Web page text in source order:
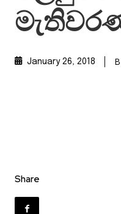
January 26, 2018
Share